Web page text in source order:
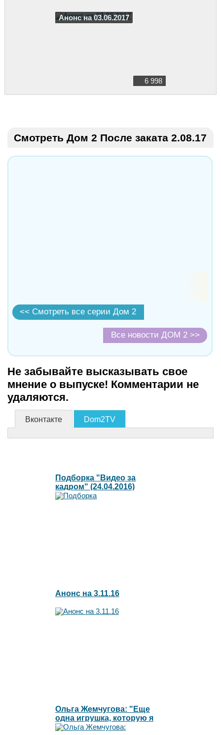
Анонс на 03.06.2017
6 998
Смотреть Дом 2 После заката 2.08.17
<< Смотреть все серии Дом 2
Все новости ДОМ 2 >>
Не забывайте высказывать свое
мнение о выпуске! Комментарии не
удаляются.
Вконтакте Dom2TV
Подборка "Видео за
кадром" (24.04.2016)
Анонс на 3.11.16
Ольга Жемчугова: "Еще
одна игрушка, которую я
готова сжечь"l